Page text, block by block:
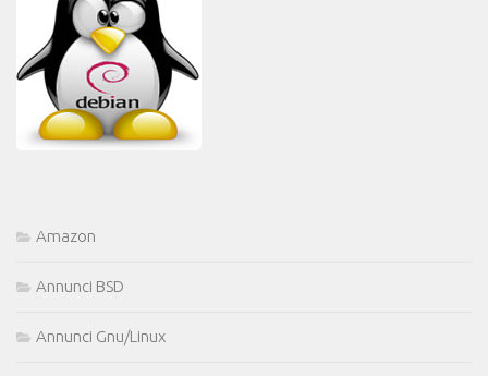
Amazon
Annunci BSD
Annunci Gnu/Linux